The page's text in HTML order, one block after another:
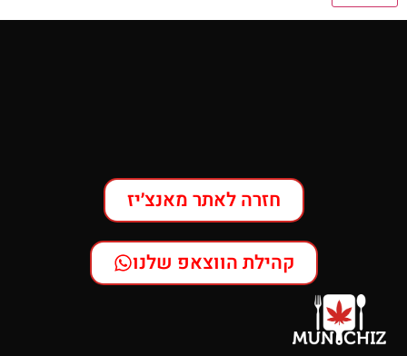
חזרה לאתר מאנצ׳יז
קהילת הווצאפ שלנו